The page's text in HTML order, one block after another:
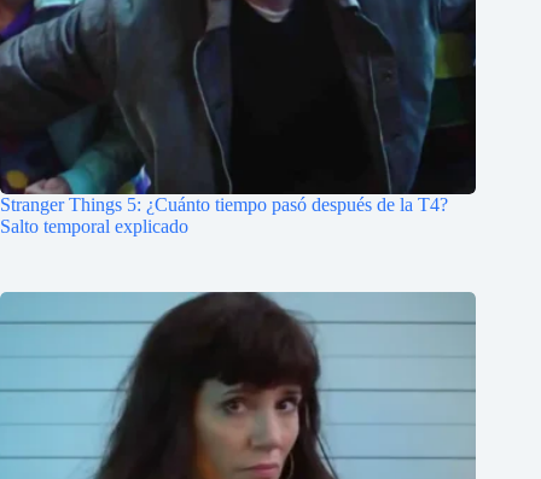
Stranger Things 5: ¿Cuánto tiempo pasó después de la T4?
Salto temporal explicado